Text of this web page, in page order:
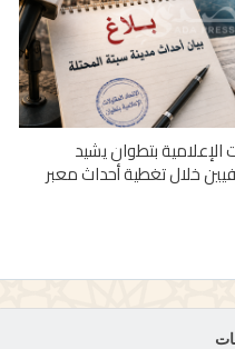
الإعلامية بتطوان يشيد
خلال تغطية أحداث معبر